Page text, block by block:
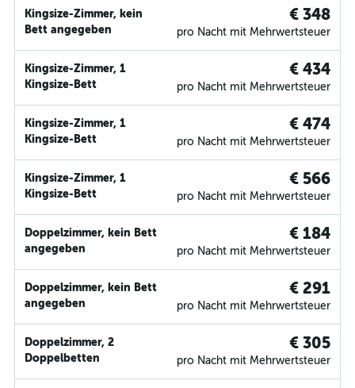
Kingsize-Zimmer, kein
Bett angegeben
€ 348
pro Nacht mit Mehrwertsteuer
Kingsize-Zimmer, 1
Kingsize-Bett
€ 434
pro Nacht mit Mehrwertsteuer
Kingsize-Zimmer, 1
Kingsize-Bett
€ 474
pro Nacht mit Mehrwertsteuer
Kingsize-Zimmer, 1
Kingsize-Bett
€ 566
pro Nacht mit Mehrwertsteuer
Doppelzimmer, kein Bett
angegeben
€ 184
pro Nacht mit Mehrwertsteuer
Doppelzimmer, kein Bett
angegeben
€ 291
pro Nacht mit Mehrwertsteuer
Doppelzimmer, 2
Doppelbetten
€ 305
pro Nacht mit Mehrwertsteuer